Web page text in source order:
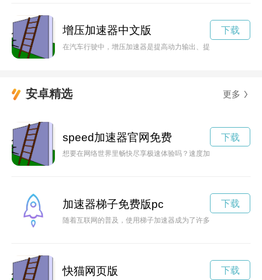
增压加速器中文版
在汽车行驶中，增压加速器是提高动力输出、提升加速性能、提
下载
安卓精选 更多
speed加速器官网免费
想要在网络世界里畅快尽享极速体验吗？速度加速器官网为您
下载
加速器梯子免费版pc
随着互联网的普及，使用梯子加速器成为了许多人解决网络访
下载
快猫网页版 下载